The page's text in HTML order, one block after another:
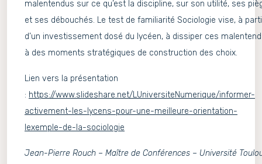
malentendus sur ce qu’est la discipline, sur son utilité, ses
et ses débouchés. Le test de familiarité Sociologie vise, à
d’un investissement dosé du lycéen, à dissiper ces
à des moments stratégiques de construction des choix.
Lien vers la présentation
: https://www.slideshare.net/LUniversiteNumerique/informer-
activement-les-lycens-pour-une-meilleure-orientation-
lexemple-de-la-sociologie
Jean-Pierre Rouch – Maître de Conférences – Université